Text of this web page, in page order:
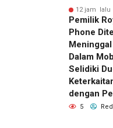
12 jam lalu
Pemilik
Phone
Dalam
Selidiki
dengan
5